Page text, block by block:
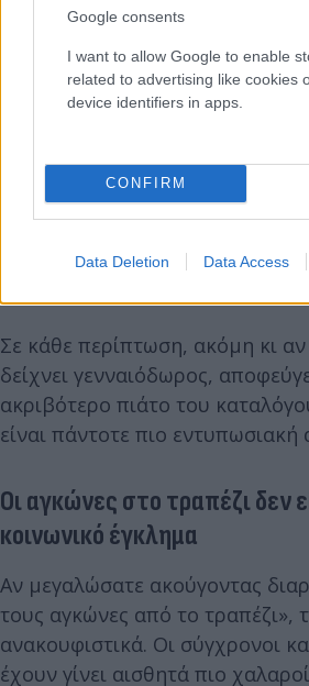
Google consents
I want to allow Google to enable
related to advertising like cookies
device identifiers in apps.
CONFIRM
Data Deletion Data Access
Αφήστε πρώτα να
προσκαλεί
Όταν κάποιος άλλος
τα άτυπα όρια. Ο πιο κομψός
είναι να αφήσετε πρώτα τον
παραγγείλει. Αυτό θα σας
ύφους του γεύματος αλλά και
Σε κάθε περίπτωση, ακόμη κι
δείχνει γενναιόδωρος,
ακριβότερο πιάτο του
είναι πάντοτε πιο
Οι αγκώνες στο τραπέζι δεν
κοινωνικό έγκλημα
Αν μεγαλώσατε ακούγοντας
τους αγκώνες από το τραπέζι»,
ανακουφιστικά. Οι σύγχρονοι
έχουν γίνει αισθητά πιο